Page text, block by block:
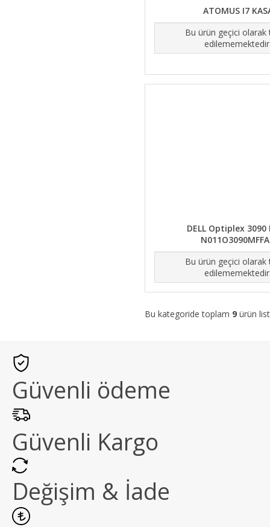
ATOMUS I7
Bu ürün geçici olarak
DELL Optiplex 3090
Bu ürün geçici olarak
Bu kategoride toplam 9 ürün
Güvenli ödeme
Güvenli Kargo
Değişim & İade